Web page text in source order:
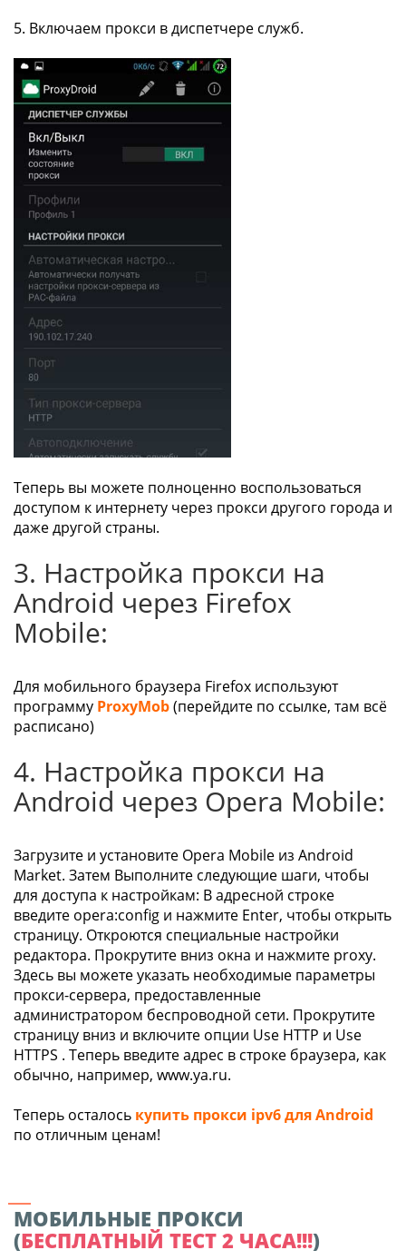
5. Включаем прокси в диспетчере служб.
Теперь вы можете полноценно воспользоваться
доступом к интернету через прокси другого города и
даже другой страны.
3. Настройка прокси на
Android через Firefox
Mobile:
Для мобильного браузера Firefox используют
программу ProxyMob(перейдите по ссылке, там всё
расписано)
4. Настройка прокси на
Android через Opera Mobile:
Загрузите и установите Opera Mobile из Android
Market. Затем Выполните следующие шаги, чтобы
для доступа к настройкам: В адресной строке
введите opera:config и нажмите Enter, чтобы открыть
страницу. Откроются специальные настройки
редактора. Прокрутите вниз окна и нажмите proxy.
Здесь вы можете указать необходимые параметры
прокси-сервера, предоставленные
администратором беспроводной сети. Прокрутите
страницу вниз и включите опции Use HTTP и Use
HTTPS . Теперь введите адрес в строке браузера, как
обычно, например, www.ya.ru.
Теперь осталось купить прокси ipv6 для Android
по отличным ценам!
МОБИЛЬНЫЕ ПРОКСИ
(БЕСПЛАТНЫЙ ТЕСТ 2 ЧАСА!!!)